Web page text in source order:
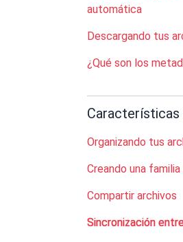
automática
Descargando tus
¿Qué son los
Características
Organizando tus
Creando una
Compartir archivos
Sincronización